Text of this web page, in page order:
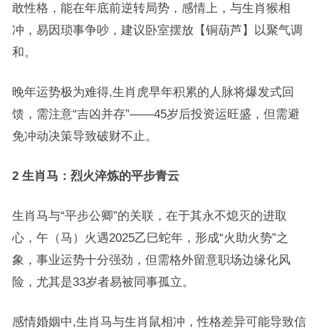
敢性格，能在年底前逆转局势，感情上，与生肖猴相
冲，易因琐事争吵，建议卧室摆放【铜葫芦】以聚气调
和。
晚年运势极为难得,生肖虎早年积累的人脉将爆发式回
馈，需注意“吉凶并存”——45岁后投资运旺盛，但需避
免冲动决策导致破财不止。
2 生肖马：烈火淬炼的平步青云
生肖马与“平步公卿”的关联，在于其永不熄灭的进取
心，午（马）火遇2025乙巳蛇年，形成“火助火势”之
象，事业运势十分强劲，但需格外留意职场边缘化风
险，尤其是33岁者易被同事孤立。
感情婚姻中,生肖马与生肖鼠相冲，性格差异可能导致信